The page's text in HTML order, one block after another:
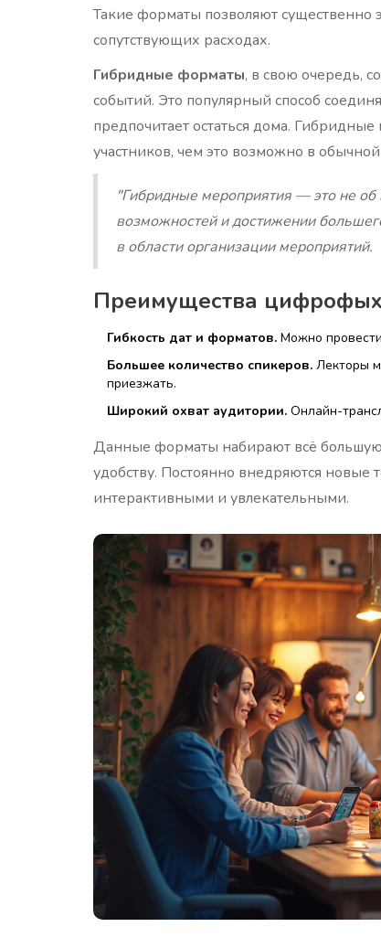
Такие форматы позволяют
сопутствующих расходах.
Гибридные форматы, в свою очередь,
событий. Это популярный способ
предпочитает остаться дома.
участников, чем это возможно в
"Гибридные мероприятия — это не
возможностей и достижении
в области организации мероприятий.
Преимущества
Гибкость дат и форматов. Можно
Большее количество спикеров. Лекторы
приезжать.
Широкий охват аудитории. Онлайн-
Данные форматы набирают всё большую
удобству. Постоянно внедряются новые
интерактивными и увлекательными.